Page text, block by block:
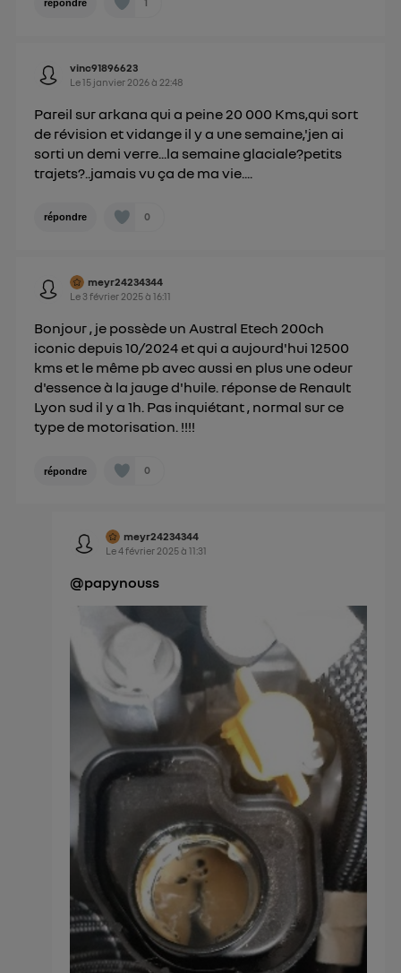
répondre
vinc91896623
Le15 janvier 2026à 22:48
Pareil sur arkana qui a peine 20 000 Kms,qui sort
de révision et vidange il y a une semaine,'jen ai
sorti un demi verre...la semaine glaciale?petits
trajets?..jamais vu ça de ma vie....
répondre 0
meyr24234344
Le 3 février 2025à16:11
Bonjour , je possède un Austral Etech 200ch
iconic depuis 10/2024 et qui a aujourd'hui 12500
kms et le même pb avec aussi en plus une odeur
d'essence à la jauge d'huile. réponse de Renault
Lyon sud il y a 1h. Pas inquiétant , normal sur ce
type de motorisation. !!!!
répondre 0
meyr24234344
Le4 février 2025à11:31
@papynouss
uniquement sur la navigation de l'utilisateur du mobile.
") ou via la page « gérer Utiq » en bas de ce site.
Politique d'information sur les données
personnelles d'Utiq.